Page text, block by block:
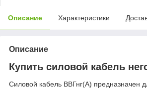
Описание Характеристики
Описание
Купить силовой кабель
Силовой кабель ВВГнг(А) предназначен